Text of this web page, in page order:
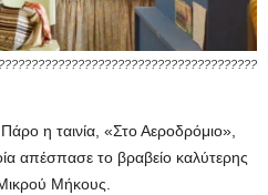
η ταινία, «Στο Αεροδρόμιο»,
απέσπασε το βραβείο καλύτερης
Μήκους.